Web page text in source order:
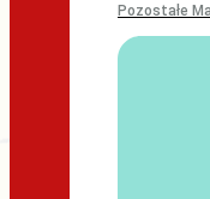
Pozostałe